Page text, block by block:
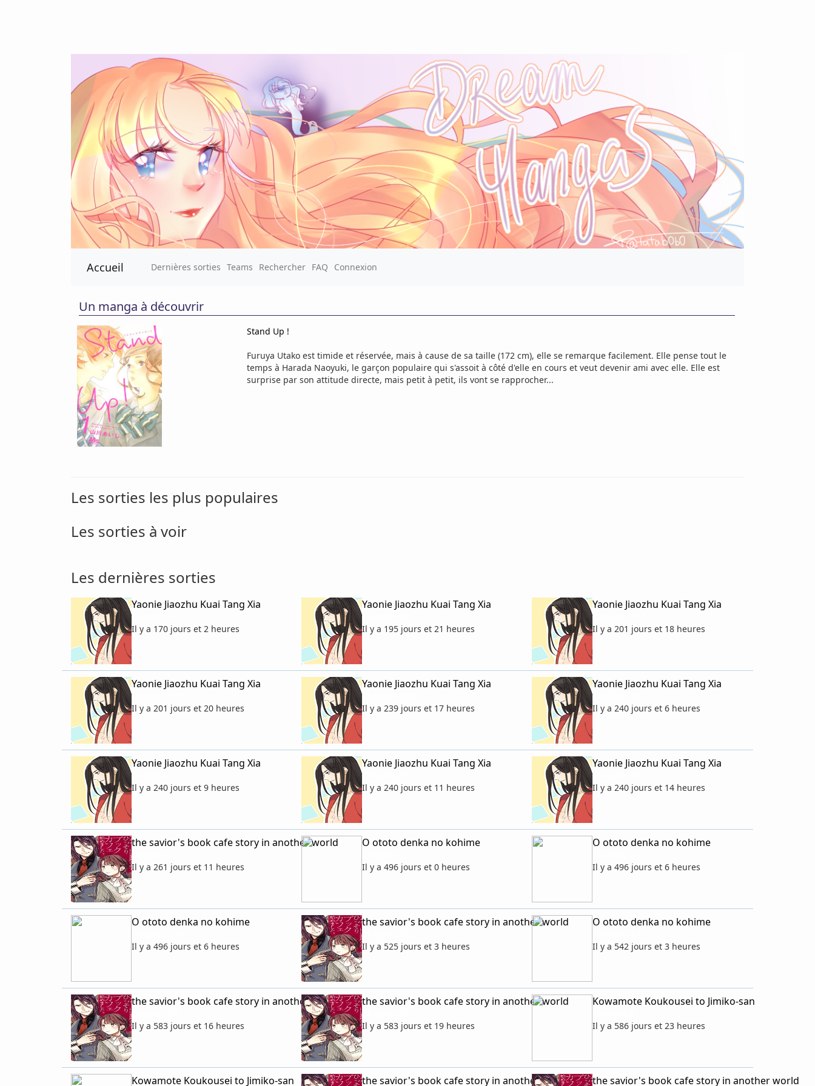
Accueil Dernières sorties Teams Rechercher FAQ Connexion
Un manga à découvrir
Stand Up !
Furuya Utako est timide et réservée, mais à cause de sa taille (172 cm), elle se remarque facilement. Elle pense tout le
temps à Harada Naoyuki, le garçon populaire qui s'assoit à côté d'elle en cours et veut devenir ami avec elle. Elle est
surprise par son attitude directe, mais petit à petit, ils vont se rapprocher...
Les sorties les plus populaires
Les sorties à voir
Les dernières sorties
Yaonie Jiaozhu Kuai Tang Xia
Il y a 170 jours et 2 heures
Yaonie Jiaozhu Kuai Tang Xia
Il y a 195 jours et 21 heures
Yaonie Jiaozhu Kuai Tang Xia
Il y a 201 jours et 18 heures
Yaonie Jiaozhu Kuai Tang Xia
Il y a 201 jours et 20 heures
Yaonie Jiaozhu Kuai Tang Xia
Il y a 239 jours et 17 heures
Yaonie Jiaozhu Kuai Tang Xia
Il y a 240 jours et 6 heures
Yaonie Jiaozhu Kuai Tang Xia
Il y a 240 jours et 9 heures
Yaonie Jiaozhu Kuai Tang Xia
Il y a 240 jours et 11 heures
Yaonie Jiaozhu Kuai Tang Xia
Il y a 240 jours et 14 heures
the savior's book cafe story in another world
Il y a 261 jours et 11 heures
O ototo denka no kohime
Il y a 496 jours et 0 heures
O ototo denka no kohime
Il y a 496 jours et 6 heures
O ototo denka no kohime
Il y a 496 jours et 6 heures
the savior's book cafe story in another world
Il y a 525 jours et 3 heures
O ototo denka no kohime
Il y a 542 jours et 3 heures
the savior's book cafe story in another world
Il y a 583 jours et 16 heures
the savior's book cafe story in another world
Il y a 583 jours et 19 heures
Kowamote Koukousei to Jimiko-san
Il y a 586 jours et 23 heures
Kowamote Koukousei to Jimiko-san the savior's book cafe story in another world the savior's book cafe story in another world